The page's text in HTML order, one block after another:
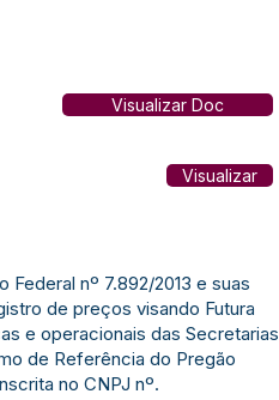
Visualizar Doc
Visualizar
nº 7.892/2013 e suas
de preços visando Futura
e operacionais das Secretarias
de Referência do Pregão
no CNPJ nº.